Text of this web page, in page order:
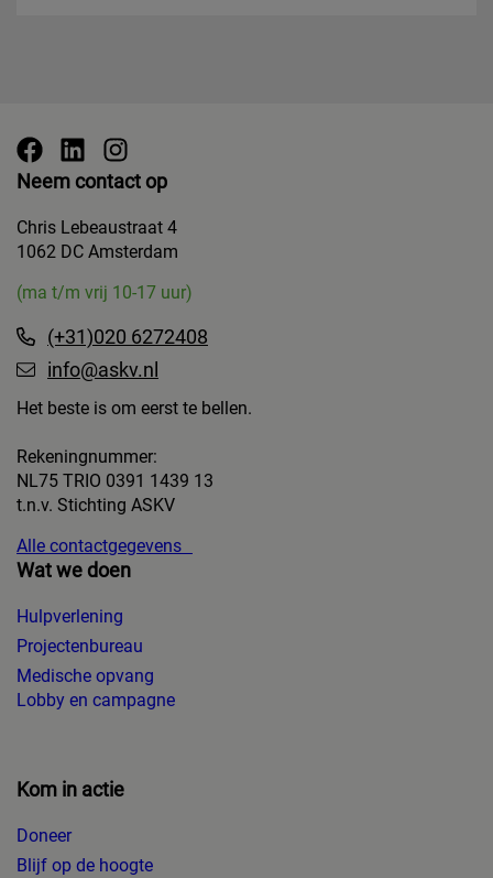
Neem contact op
Chris Lebeaustraat 4
1062 DC Amsterdam
(ma t/m vrij 10-17 uur)
(+31)020 6272408
info@askv.nl
Het beste is om eerst te bellen.
Rekeningnummer:
NL75 TRIO 0391 1439 13
t.n.v. Stichting ASKV
Alle contactgegevens
Wat we doen
Hulpverlening
Projectenbureau
Medische opvang
Lobby en campagne
Kom in actie
Doneer
Blijf op de hoogte